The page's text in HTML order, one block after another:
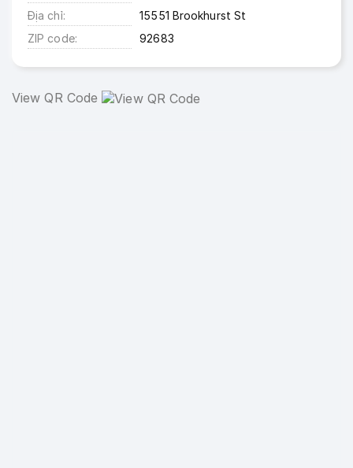
Địa chỉ
15551 Brookhurst St
ZIP code
92683
View QR Code